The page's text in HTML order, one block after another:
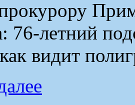
76-летний
видит